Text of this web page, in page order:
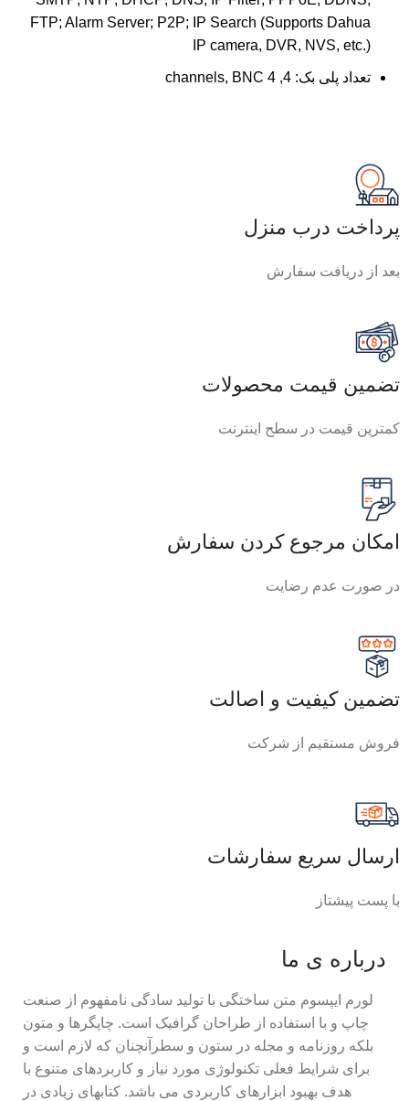
FTP; Alarm Server; P2P; IP Search (Supports Dahua
IP camera, DVR, NVS, etc.)
تعداد پلی بک: 4, 4 channels, BNC
پرداخت درب منزل
بعد از دریافت سفارش
تضمین قیمت محصولات
کمترین قیمت در سطح اینترنت
امکان مرجوع کردن سفارش
در صورت عدم رضایت
تضمین کیفیت و اصالت
فروش مستقیم از شرکت
ارسال سریع سفارشات
با پست پیشتاز
درباره ی ما
لورم ایپسوم متن ساختگی با تولید سادگی نامفهوم از صنعت
چاپ و با استفاده از طراحان گرافیک است. چاپگرها و متون
بلکه روزنامه و مجله در ستون و سطرآنچنان که لازم است و
برای شرایط فعلی تکنولوژی مورد نیاز و کاربردهای متنوع با
هدف بهبود ابزارهای کاربردی می باشد. کتابهای زیادی در